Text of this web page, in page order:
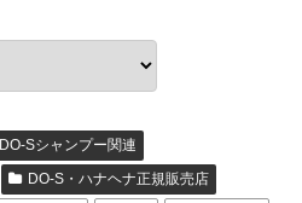
DO-Sシャンプー関連
DO-S・ハナヘナ正規販売店